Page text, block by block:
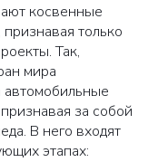
косвенные
только
Так,
мира
автомобильные
за собой
В него входят
этапах: